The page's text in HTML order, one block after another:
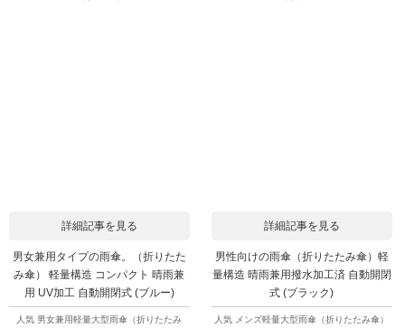
詳細記事を見る
男女兼用タイプの雨傘。（折りたた
み傘） 軽量構造 コンパクト 晴雨兼
用 UV加工 自動開閉式 (ブルー)
人気 男女兼用軽量大型雨傘（折りたたみ
詳細記事を見る
男性向けの雨傘（折りたたみ傘）軽
量構造 晴雨兼用撥水加工済 自動開閉
式 (ブラック)
人気 メンズ軽量大型雨傘（折りたたみ傘）